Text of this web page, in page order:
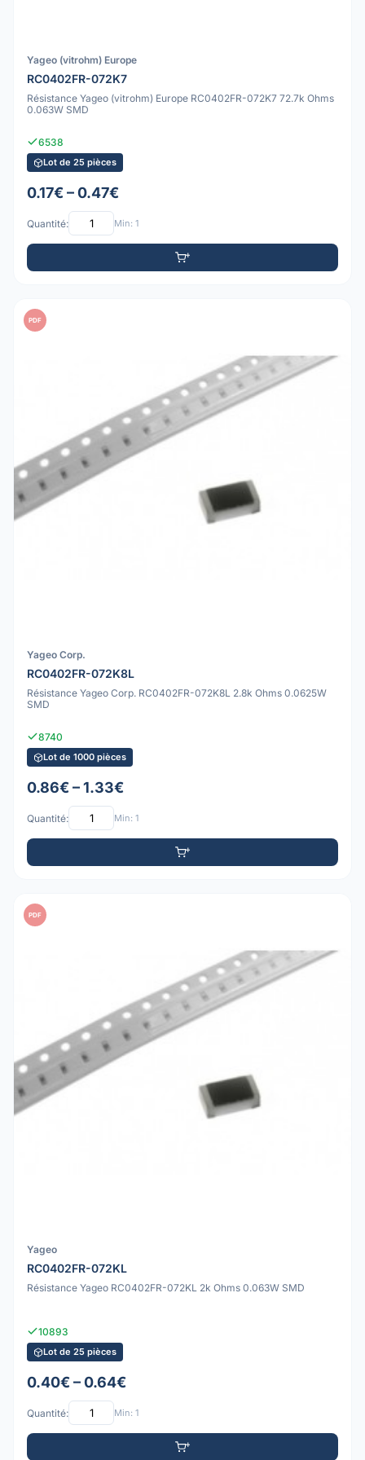
Yageo (vitrohm) Europe
RC0402FR-072K7
Résistance Yageo (vitrohm) Europe RC0402FR-072K7 72.7k Ohms
0.063W SMD
6538
Lot de 25 pièces
0.17€ – 0.47€
Quantité: Min: 1
PDF
Yageo Corp.
RC0402FR-072K8L
Résistance Yageo Corp. RC0402FR-072K8L 2.8k Ohms 0.0625W
SMD
8740
Lot de 1000 pièces
0.86€ – 1.33€
Quantité: Min: 1
PDF
Yageo
RC0402FR-072KL
Résistance Yageo RC0402FR-072KL 2k Ohms 0.063W SMD
10893
Lot de 25 pièces
0.40€ – 0.64€
Quantité: Min: 1